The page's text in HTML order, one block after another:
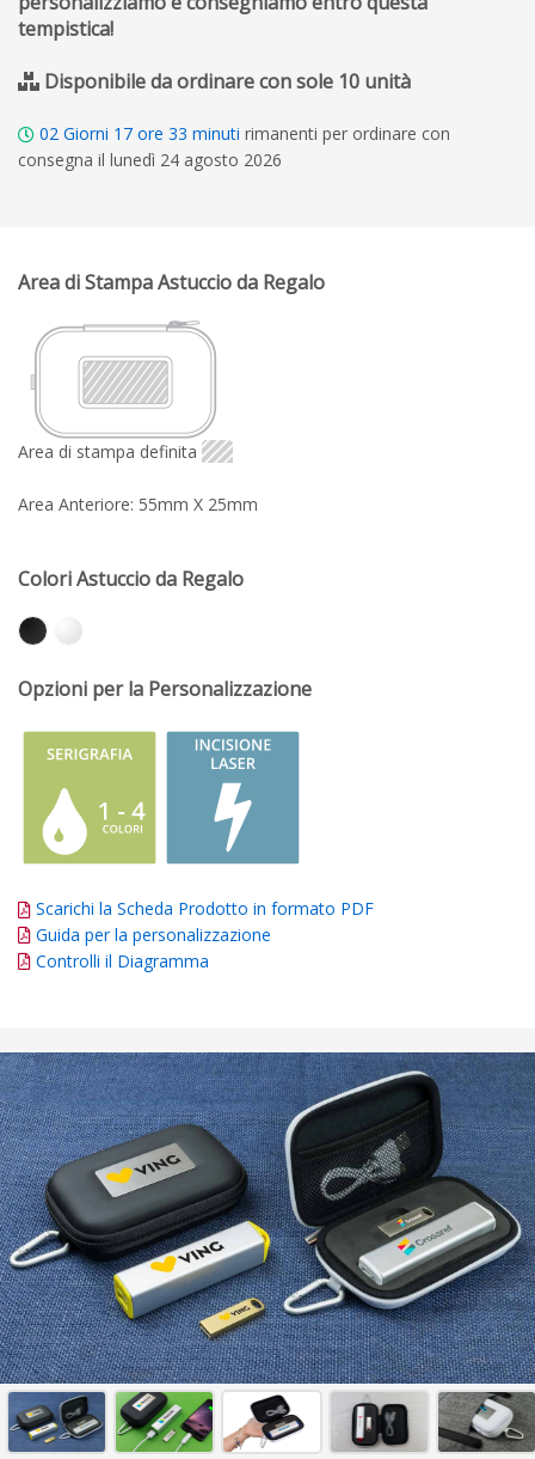
tempistica!
Disponibile da ordinare con sole 10 unità
02 Giorni 17 ore 33 minuti rimanenti per ordinare con
consegna il lunedì 24 agosto 2026
Area di Stampa Astuccio da Regalo
Area di stampa definita
Area Anteriore: 55mm X 25mm
Colori Astuccio da Regalo
Opzioni per la Personalizzazione
Scarichi la Scheda Prodotto in formato PDF
Guida per la personalizzazione
Controlli il Diagramma